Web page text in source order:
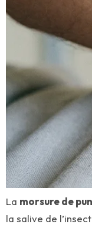
La morsure de
la salive de